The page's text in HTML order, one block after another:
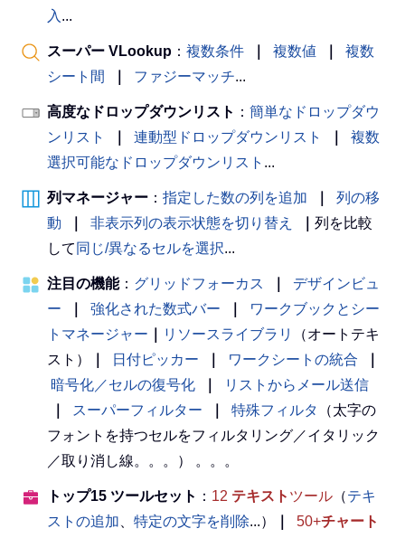
入 ...
スーパー VLookup ： 複数条件 複数値
複数
シート間
ファジーマッチ...
高度なドロップダウンリスト ： 簡単なドロップダウ
ンリスト
連動型ドロップダウンリスト
複数
選択可能なドロップダウンリスト ...
列マネージャー ： 指定した数の列を追加
列の移
動
非表示列の表示状態を切り替え
列を比較
して 同じ/異なるセルを選択...
注目の機能： グリッドフォーカス
デザインビュ
ー
強化された数式バー
ワークブックとシー
トマネージャー
リソースライブラリ
（オートテキ
スト）
日付ピッカー ワークシートの統合
暗号化／セルの復号化
リストからメール送信
スーパーフィルター 特殊フィルタ
（太字の
フォントを持つセルをフィルタリング／イタリック
／取り消し線。。。） 。。。
トップ15 ツールセット ： 12 テキスト ツール （テキ
ストの追加
特定の文字を削除...） 50+チャート